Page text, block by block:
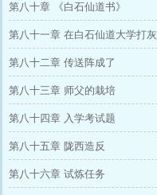
第八十章 《白石仙道书》
第八十一章 在白石仙道大学打灰
第八十二章 传送阵成了
第八十三章 师父的栽培
第八十四章 入学考试题
第八十五章 陇西造反
第八十六章 试炼任务